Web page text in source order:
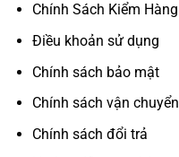
Chính Sách Kiểm Hàng
Điều khoản sử dụng
Chính sách bảo mật
Chính sách vận chuyển
Chính sách đổi trả